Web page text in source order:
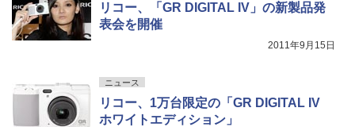
リコー、「GR DIGITAL IV」の新製品発
表会を開催
2011年9月15日
ニュース
リコー、1万台限定の「GR DIGITAL IV
ホワイトエディション」